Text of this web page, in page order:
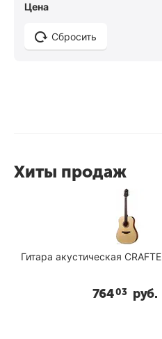
Цена
Сбросить
Хиты продаж
CRAFTER HD-100/OP.N